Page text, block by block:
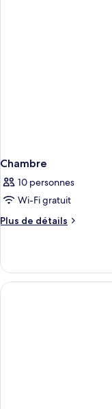
Chambre
10 personnes
Wi-Fi gratuit
Plus de détails
Plus
le
type
de